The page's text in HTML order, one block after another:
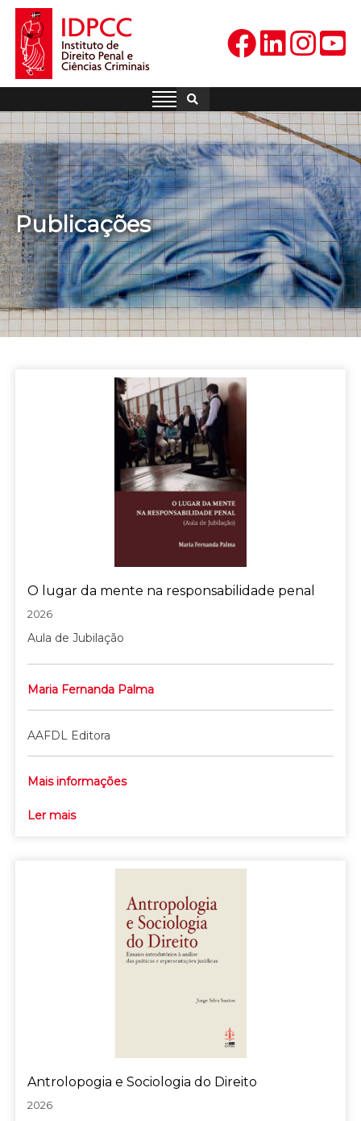
Skip
content
IDPCC
Instituto de Direito Penal e
Publicações
O lugar da mente na responsabilidade penal
2026
Aula de Jubilação
Maria Fernanda Palma
AAFDL Editora
Mais informações
Ler mais
Antrolopogia e Sociologia do Direito
2026